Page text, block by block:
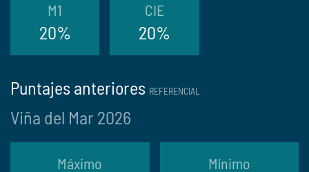
M1
20%
CIE
20%
Puntajes anteriores REFERENCIAL
Viña del Mar 2026
Máximo Mínimo